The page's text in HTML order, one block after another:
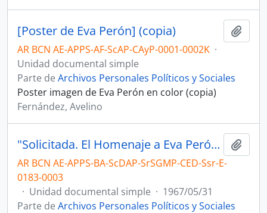
[Poster de Eva Perón] (copia)
AR BCN AE-APPS-AF-ScAP-CAyP-0001-0002K ·
Unidad documental simple
Parte de Archivos Personales Políticos y Sociales
Poster imagen de Eva Perón en color (copia)
Fernández, Avelino
"Solicitada. El Homenaje a Eva Perón" y [Carta de Bernardo Alberte dirigida a los delegados de la Rama Masculina]
AR BCN AE-APPS-BA-ScDAP-SrSGMP-CED-Ssr-E-
0183-0003
· Unidad documental simple · 1967/05/31
Parte de Archivos Personales Políticos y Sociales